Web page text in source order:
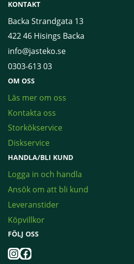
KONTAKT
Backa Strandgata 13
422 46 Hisings Backa
info@jasteko.se
0303-613 03
OM OSS
Läs mer om oss
Kontakta oss
Storkökservice
Diskservice
HANDLA/BLI KUND
Logga in och handla
Ansök om att bli kund
Leveranstider
Köpvillkor
FÖLJ OSS